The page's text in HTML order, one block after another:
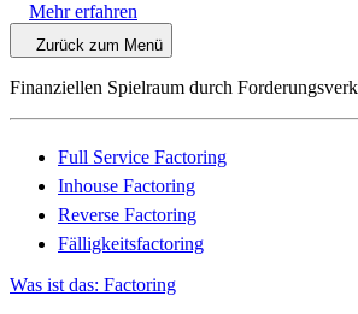
Mehr erfahren
Zurück zum Menü
Finanziellen Spielraum durch
Full Service Factoring
Inhouse Factoring
Reverse Factoring
Fälligkeitsfactoring
Was ist das: Factoring